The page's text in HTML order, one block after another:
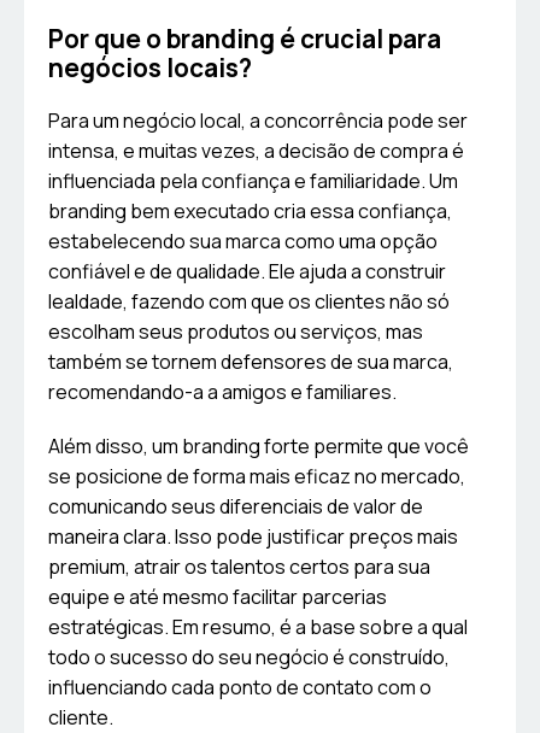
Por que o branding é crucial para
negócios locais?
Para um negócio local, a concorrência pode ser
intensa, e muitas vezes, a decisão de compra é
influenciada pela confiança e familiaridade. Um
branding bem executado cria essa confiança,
estabelecendo sua marca como uma opção
confiável e de qualidade. Ele ajuda a construir
lealdade, fazendo com que os clientes não só
escolham seus produtos ou serviços, mas
também se tornem defensores de sua marca,
recomendando-a a amigos e familiares.
Além disso, um branding forte permite que você
se posicione de forma mais eficaz no mercado,
comunicando seus diferenciais de valor de
maneira clara. Isso pode justificar preços mais
premium, atrair os talentos certos para sua
equipe e até mesmo facilitar parcerias
estratégicas. Em resumo, é a base sobre a qual
todo o sucesso do seu negócio é construído,
influenciando cada ponto de contato com o
cliente.